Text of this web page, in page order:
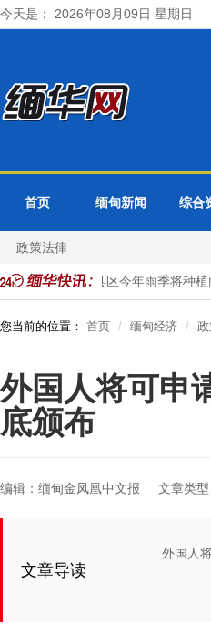
今天是： 2026年08月09日 星期日
首页 缅甸新闻 综合
政策法律
勃固省德宫县区今年雨季将种植
您当前的位置： 首页 缅甸经济
外国人将可申
底颁布
编辑：缅甸金凤凰中文报 文章类
文章导读
外国人